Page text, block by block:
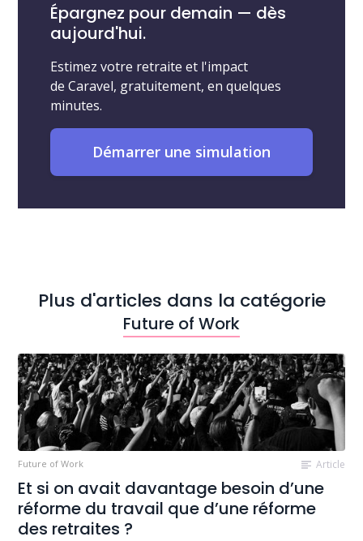
Épargnez pour demain — dès
aujourd'hui.
Estimez votre retraite et l'impact
de Caravel, gratuitement, en quelques
minutes.
Démarrer une simulation
Plus d'articles dans la catégorie
Future of Work
Future of Work Article
Et si on avait davantage besoin d’une
réforme du travail que d’une réforme
des retraites ?